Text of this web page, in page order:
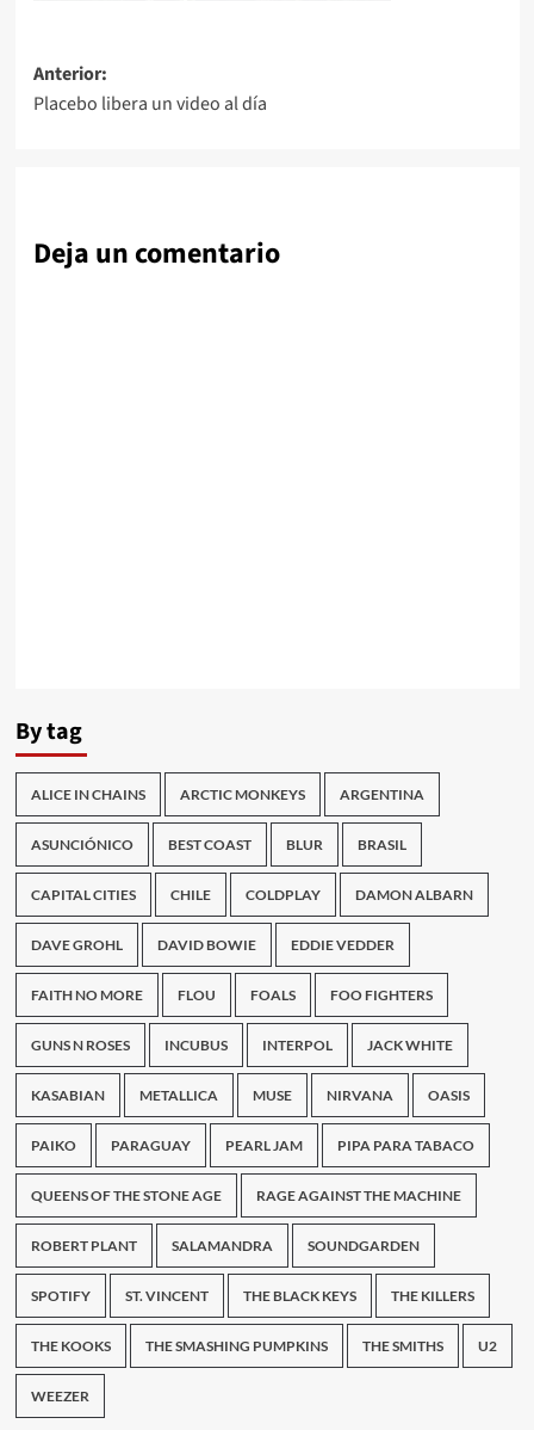
Navegación
de
Anterior:
Placebo libera un video al día
Deja un comentario
By tag
ALICE IN CHAINS ARCTIC MONKEYS ARGENTINA
ASUNCIÓNICO BEST COAST BLUR BRASIL
CAPITAL CITIES CHILE COLDPLAY DAMON ALBARN
DAVE GROHL DAVID BOWIE EDDIE VEDDER
FAITH NO MORE FLOU FOALS FOO FIGHTERS
GUNS N ROSES INCUBUS INTERPOL JACK WHITE
KASABIAN METALLICA MUSE NIRVANA OASIS
PAIKO PARAGUAY PEARL JAM PIPA PARA TABACO
QUEENS OF THE STONE AGE RAGE AGAINST THE MACHINE
ROBERT PLANT SALAMANDRA SOUNDGARDEN
SPOTIFY ST. VINCENT THE BLACK KEYS THE KILLERS
THE KOOKS THE SMASHING PUMPKINS THE SMITHS U2
WEEZER